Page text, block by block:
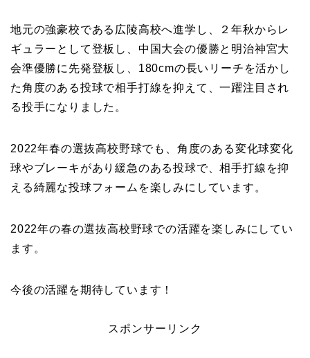
地元の強豪校である広陵高校へ進学し、２年秋からレ
ギュラーとして登板し、中国大会の優勝と明治神宮大
会準優勝に先発登板し、180cmの長いリーチを活かし
た角度のある投球で相手打線を抑えて、一躍注目され
る投手になりました。
2022年春の選抜高校野球でも、角度のある変化球変化
球やブレーキがあり緩急のある投球で、相手打線を抑
える綺麗な投球フォームを楽しみにしています。
2022年の春の選抜高校野球での活躍を楽しみにしてい
ます。
今後の活躍を期待しています！
スポンサーリンク